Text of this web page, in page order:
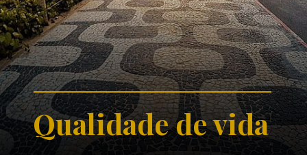
Qualidade de vida